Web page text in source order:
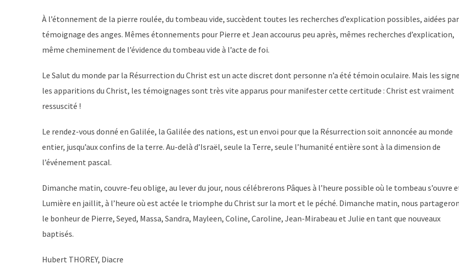
À l’étonnement de la pierre roulée, du tombeau vide, succèdent toutes les recherches d’explication possibles, aidées
témoignage des anges. Mêmes étonnements pour Pierre et Jean accourus peu après, mêmes recherches d’explication,
même cheminement de l’évidence du tombeau vide à l’acte de foi.
Le Salut du monde par la Résurrection du Christ est un acte discret dont personne n’a été témoin oculaire. Mais les
les apparitions du Christ, les témoignages sont très vite apparus pour manifester cette certitude : Christ est vraiment
ressuscité !
Le rendez-vous donné en Galilée, la Galilée des nations, est un envoi pour que la Résurrection soit annoncée au monde
entier, jusqu’aux confins de la terre. Au-delà d’Israël, seule la Terre, seule l’humanité entière sont à la dimension de
l’événement pascal.
Dimanche matin, couvre-feu oblige, au lever du jour, nous célébrerons Pâques à l’heure possible où le tombeau s’ouvre
Lumière en jaillit, à l’heure où est actée le triomphe du Christ sur la mort et le péché. Dimanche matin, nous
le bonheur de Pierre, Seyed, Massa, Sandra, Mayleen, Coline, Caroline, Jean-Mirabeau et Julie en tant que nouveaux
baptisés.
Hubert THOREY, Diacre